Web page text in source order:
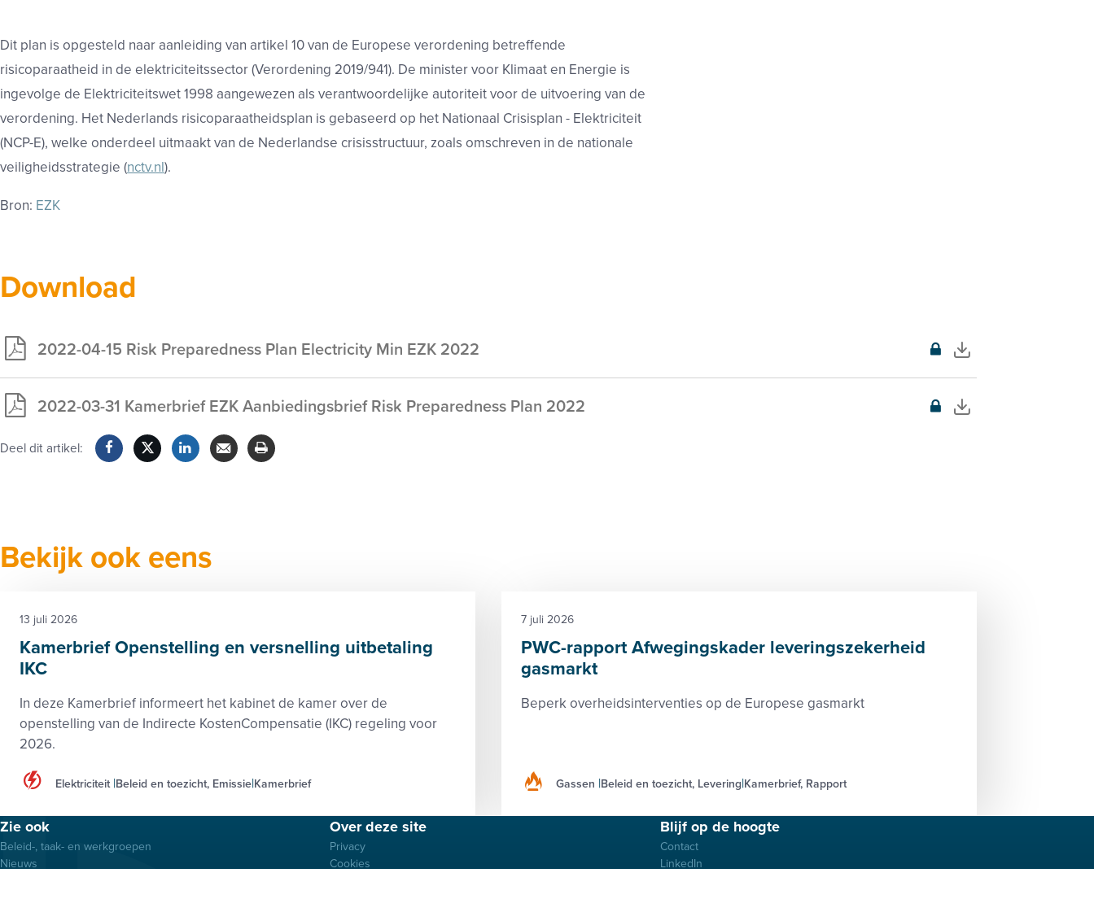
Dit plan is opgesteld naar aanleiding van artikel 10 van de Europese verordening betreffende
risicoparaatheid in de elektriciteitssector (Verordening 2019/941). De minister voor Klimaat en Energie is
ingevolge de Elektriciteitswet 1998 aangewezen als verantwoordelijke autoriteit voor de uitvoering van de
verordening. Het Nederlands risicoparaatheidsplan is gebaseerd op het Nationaal Crisisplan - Elektriciteit
(NCP-E), welke onderdeel uitmaakt van de Nederlandse crisisstructuur, zoals omschreven in de nationale
veiligheidsstrategie (nctv.nl).
Bron: EZK
Download
2022-04-15 Risk Preparedness Plan Electricity Min EZK 2022
Exclusief
voor
leden2022-03-31 Kamerbrief EZK Aanbiedingsbrief Risk Preparedness Plan 2022
Exclusief
voor
Deel dit artikel:
Bekijk ook eens
Kamerbrief Openstelling en versnelling uitbetaling
IKC
In deze Kamerbrief informeert het kabinet de kamer over de
openstelling van de Indirecte KostenCompensatie (IKC) regeling voor
2026.
13 juli 2026
Elektriciteit Beleid en toezicht, Emissie Kamerbrief
PWC-rapport Afwegingskader leveringszekerheid
gasmarkt
Beperk overheidsinterventies op de Europese gasmarkt
7 juli 2026
Gassen Beleid en toezicht, Levering Kamerbrief, Rapport
Footer
menu
Zie ook
Beleid-, taak- en werkgroepen
Nieuws
Over deze site
Privacy
Cookies
Blijf op de hoogte
Contact
LinkedIn